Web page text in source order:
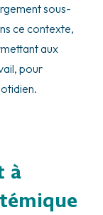
sous-
ce contexte,
aux
pour
à